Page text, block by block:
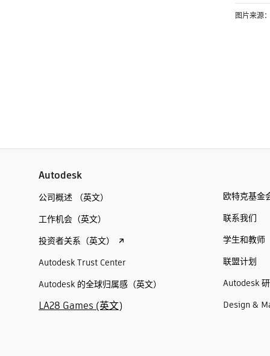
图片来源
Autodesk
公司概述 （英文）
工作机会（英文）
投资者关系（英文）
Autodesk Trust Center
Autodesk 的全球归属感（英文）
LA28 Games (英文)
欧特克基金
联系我们
学生和教师
联盟计划
Autodesk
Design &